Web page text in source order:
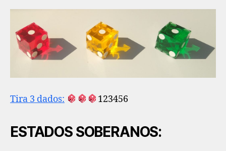
Tira 3 dados: 123456
ESTADOS SOBERANOS: